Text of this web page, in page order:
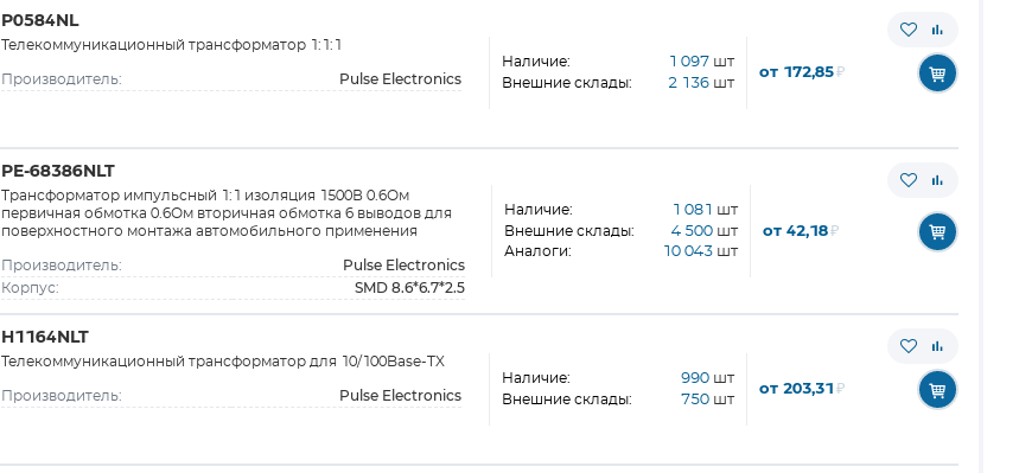
P0584NL
Телекоммуникационный трансформатор 1:1:1
Производитель: Pulse Electronics
Наличие: 1 097 шт
Внешние склады: 2 136 шт
от 172,85₽
PE-68386NLT
Трансформатор импульсный 1:1 изоляция 1500В 0.6Ом
первичная обмотка 0.6Ом вторичная обмотка 6 выводов для
поверхностного монтажа автомобильного применения
Производитель: Pulse Electronics
Корпус: SMD 8.6*6.7*2.5
Наличие: 1 081 шт
Внешние склады: 4 500 шт
Аналоги: 10 043 шт
от 42,18₽
H1164NLT
Телекоммуникационный трансформатор для 10/100Base-TX
Производитель: Pulse Electronics
Наличие: 990 шт
Внешние склады: 750 шт
от 203,31 ₽